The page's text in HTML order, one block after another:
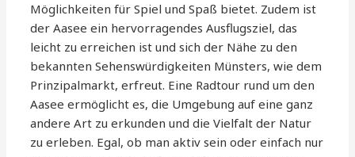
Möglichkeiten für Spiel und Spaß bietet. Zudem ist
der Aasee ein hervorragendes Ausflugsziel, das
leicht zu erreichen ist und sich der Nähe zu den
bekannten Sehenswürdigkeiten Münsters, wie dem
Prinzipalmarkt, erfreut. Eine Radtour rund um den
Aasee ermöglicht es, die Umgebung auf eine ganz
andere Art zu erkunden und die Vielfalt der Natur
zu erleben. Egal, ob man aktiv sein oder einfach nur